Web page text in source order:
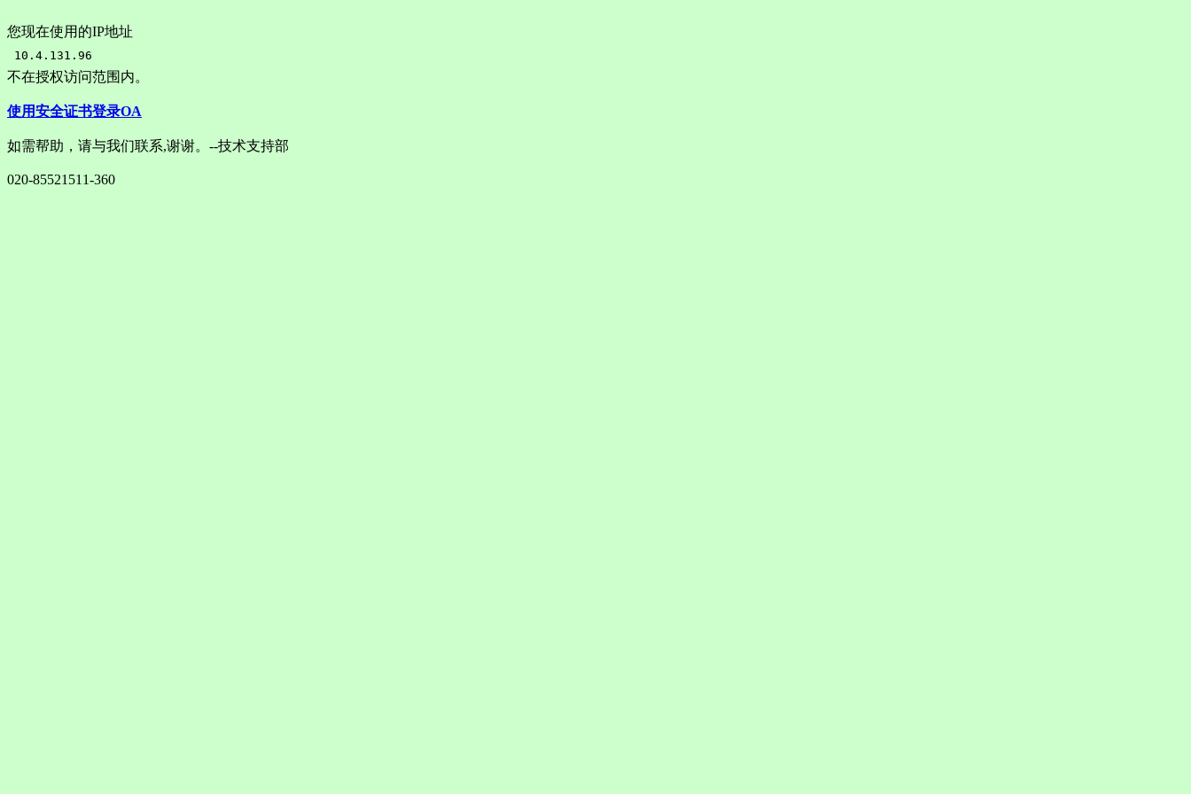
您现在使用的IP地址
不在授权访问范围内。
使用安全证书登录OA
如需帮助，请与我们联系,谢谢。--技术支持部
020-85521511-360